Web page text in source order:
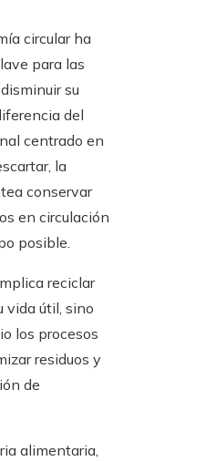
circular ha
para las
su
del
centrado en
la
conservar
en circulación
posible.
reciclar
vida útil, sino
los procesos
residuos y
de
alimentaria,